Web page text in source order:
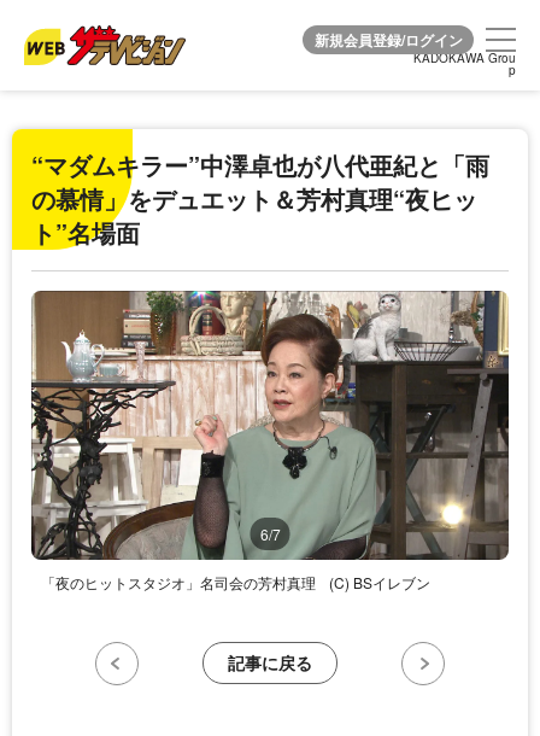
KADOKAWA Grou
p
KADOKAWA Grou
p
“マダムキラー”中澤卓也が八代亜紀と「雨
の慕情」をデュエット＆芳村真理“夜ヒッ
ト”名場面
6/7
「夜のヒットスタジオ」名司会の芳村真理 (C) BSイレブン
記事に戻る